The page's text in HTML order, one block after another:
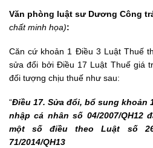
Văn phòng luật sư Dương Công
chất minh họa):
Căn cứ khoản 1 Điều 3 Luật Thuế
sửa đổi bởi Điều 17 Luật Thuế giá
đối tượng chịu thuế như sau:
“Điều 17. Sửa đổi, bổ sung khoản
nhập cá nhân số 04/2007/
một số điều theo Luật số
71/2014/QH13